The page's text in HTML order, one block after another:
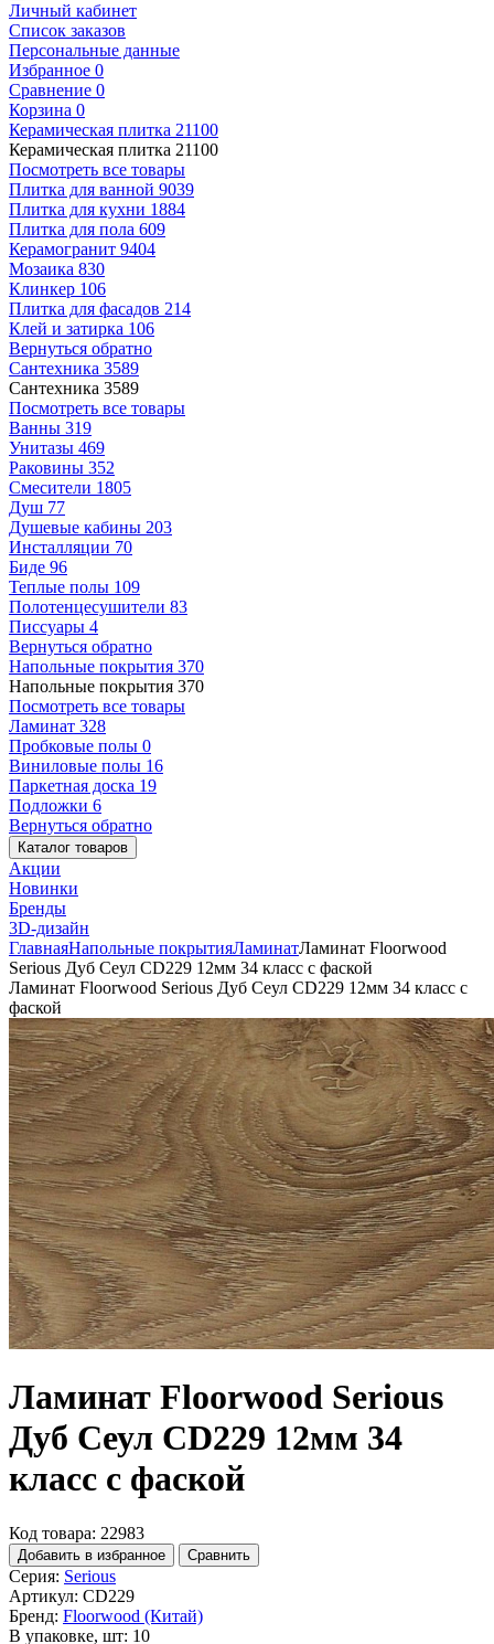
Личный кабинет
Список заказов
Персональные данные
Избранное 0
Сравнение 0
Корзина 0
Керамическая плитка 21100
Керамическая плитка 21100
Посмотреть все товары
Плитка для ванной 9039
Плитка для кухни 1884
Плитка для пола 609
Керамогранит 9404
Мозаика 830
Клинкер 106
Плитка для фасадов 214
Клей и затирка 106
Вернуться обратно
Сантехника 3589
Сантехника 3589
Посмотреть все товары
Ванны 319
Унитазы 469
Раковины 352
Смесители 1805
Душ 77
Душевые кабины 203
Инсталляции 70
Биде 96
Теплые полы 109
Полотенцесушители 83
Писсуары 4
Вернуться обратно
Напольные покрытия 370
Напольные покрытия 370
Посмотреть все товары
Ламинат 328
Пробковые полы 0
Виниловые полы 16
Паркетная доска 19
Подложки 6
Вернуться обратно
Каталог товаров
Акции
Новинки
Бренды
3D-дизайн
ГлавнаяНапольные покрытияЛаминатЛаминат Floorwood
Serious Дуб Сеул CD229 12мм 34 класс с фаской
Ламинат Floorwood Serious Дуб Сеул CD229 12мм 34 класс с
фаской
Ламинат Floorwood Serious
Дуб Сеул CD229 12мм 34
класс с фаской
Код товара: 22983
Добавить в избранное Сравнить
Серия: Serious
Артикул: CD229
Бренд: Floorwood (Китай)
В упаковке, шт: 10